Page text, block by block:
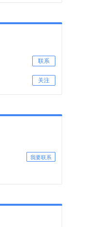
联系
关注
我要联系